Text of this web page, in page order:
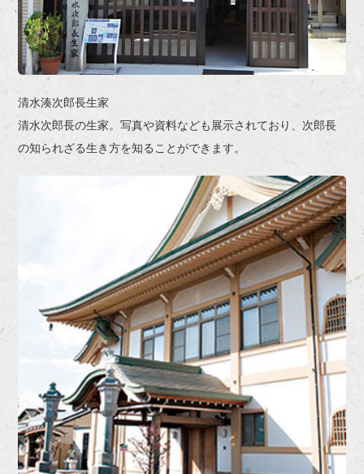
清水湊次郎長生家
清水次郎長の生家。写真や資料なども展示されており、次郎長
の知られざる生き方を知ることができます。